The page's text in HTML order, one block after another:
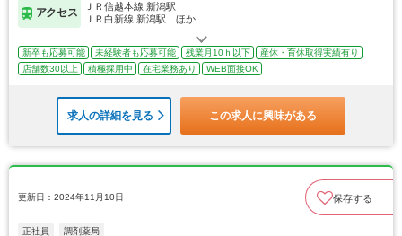
アクセス
ＪＲ信越本線 新潟駅
ＪＲ白新線 新潟駅…ほか
新卒も応募可能 未経験者も応募可能 残業月10ｈ以下
産休・育休取得実績有り
店舗数30以上
積極採用中 在宅業務あり WEB面接OK
求人の詳細を見る この求人に興味がある
更新日：2024年11月10日 保存する
正社員 調剤薬局